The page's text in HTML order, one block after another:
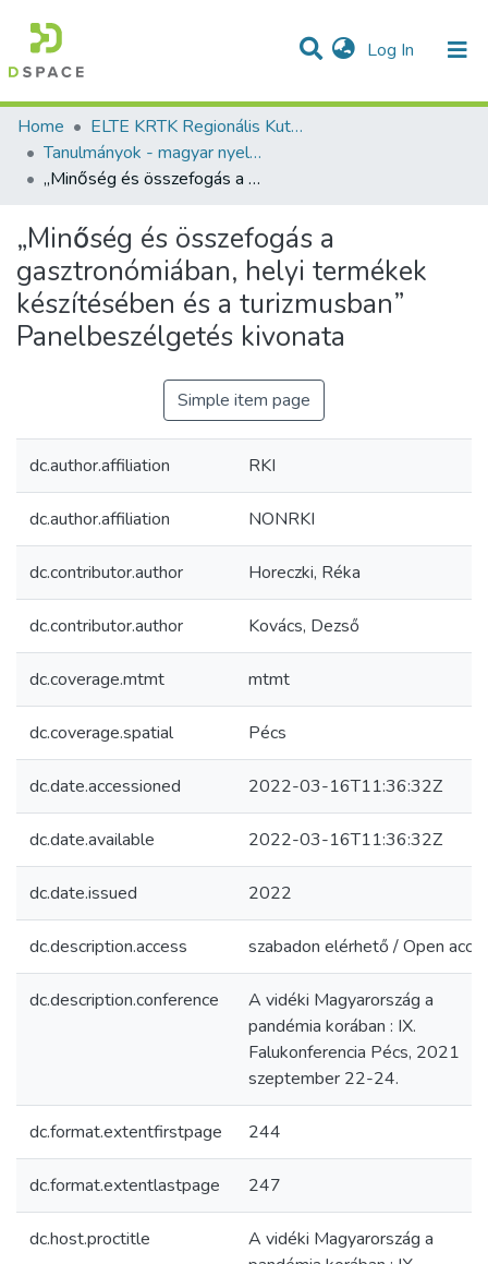
Log In (current)
Communities & Collections
Statistics
All of DSpace
Home
ELTE KRTK Regionális Kutatások Intézete
Tanulmányok - magyar nyelvű (RKI)
„Minőség és összefogás a gasztronómiában, helyi termékek készítésében és a turizmusban” Panelbeszélgetés kivonata
„Minőség és összefogás a
gasztronómiában, helyi termékek
készítésében és a turizmusban”
Panelbeszélgetés kivonata
Simple item page
dc.author.affiliation RKI
dc.author.affiliation NONRKI
dc.contributor.author Horeczki, Réka
dc.contributor.author Kovács, Dezső
dc.coverage.mtmt mtmt
dc.coverage.spatial Pécs
dc.date.accessioned 2022-03-16T11:36:32Z
dc.date.available 2022-03-16T11:36:32Z
dc.date.issued 2022
dc.description.access szabadon elérhető / Open
dc.description.conference
A vidéki Magyarország a
pandémia korában : IX.
Falukonferencia Pécs, 2021
szeptember 22-24.
dc.format.extentfirstpage 244
dc.format.extentlastpage 247
dc.host.proctitle
A vidéki Magyarország a